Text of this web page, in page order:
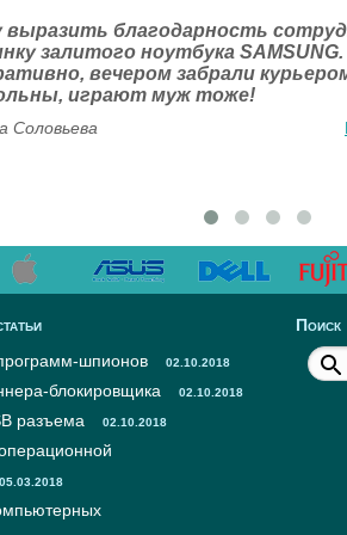
выразить благодарность
залитого ноутбука
вечером забрали
играют муж тоже!
Соловьева
шпионов
02.10.2018
блокировщика 02.10.2018
разъема 02.10.2018
05.03.2018
Поиск